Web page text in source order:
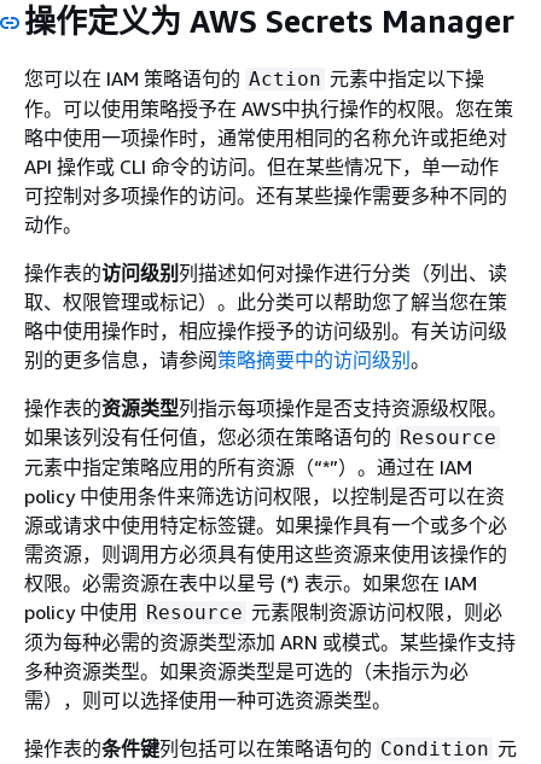
操作定义为 AWS Secrets Manager
您可以在 IAM 策略语句的 Action 元素中指定以下操
作。可以使用策略授予在 AWS中执行操作的权限。您在策
略中使用一项操作时，通常使用相同的名称允许或拒绝对
API 操作或 CLI 命令的访问。但在某些情况下，单一动作
可控制对多项操作的访问。还有某些操作需要多种不同的
动作。
操作表的访问级别 列描述如何对操作进行分类（列出、读
取、权限管理或标记）。此分类可以帮助您了解当您在策
略中使用操作时，相应操作授予的访问级别。有关访问级
别的更多信息，请参阅策略摘要中的访问级别。
操作表的资源类型列指示每项操作是否支持资源级权限。
如果该列没有任何值，您必须在策略语句的 Resource
元素中指定策略应用的所有资源（“*”）。通过在 IAM
policy 中使用条件来筛选访问权限，以控制是否可以在资
源或请求中使用特定标签键。如果操作具有一个或多个必
需资源，则调用方必须具有使用这些资源来使用该操作的
权限。必需资源在表中以星号 (*) 表示。如果您在 IAM
policy 中使用 Resource 元素限制资源访问权限，则必
须为每种必需的资源类型添加 ARN 或模式。某些操作支持
多种资源类型。如果资源类型是可选的（未指示为必
需），则可以选择使用一种可选资源类型。
操作表的条件键列包括可以在策略语句的 Condition 元